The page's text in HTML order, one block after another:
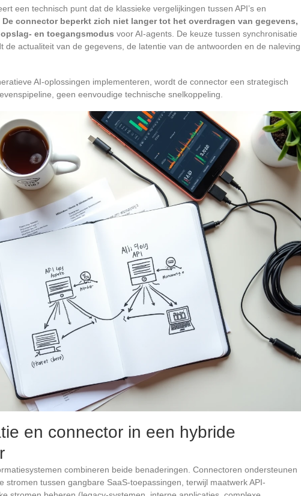
een technisch punt dat de klassieke vergelijkingen tussen API’s en
De connector beperkt zich niet langer tot het overdragen van gegevens,
en toegangsmodus voor AI-agents. De keuze tussen synchronisatie
de actualiteit van de gegevens, de latentie van de antwoorden en de naleving
AI-oplossingen implementeren, wordt de connector een strategisch
geen eenvoudige technische snelkoppeling.
en connector in een hybride
combineren beide benaderingen. Connectoren ondersteunen
stromen tussen gangbare SaaS-toepassingen, terwijl maatwerk API-